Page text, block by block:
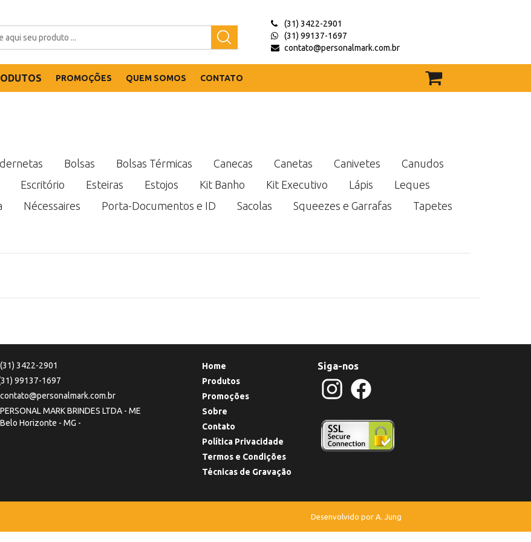
(31) 3422-2901
(31) 99137-1697
contato@personalmark.com.br
PROMOÇÕES QUEM SOMOS CONTATO
Bolsas Bolsas Térmicas Canecas Canetas Canivetes
Canudos
Escritório Esteiras Estojos Kit Banho Kit Executivo Lápis
Leques
Nécessaires Porta-Documentos e ID Sacolas Squeezes e Garrafas
Tapetes
(31) 3422-2901
99137-1697
contato@personalmark.com.br
PERSONAL MARK BRINDES LTDA - ME
Belo Horizonte - MG -
Home
Produtos
Promoções
Sobre
Contato
Política Privacidade
Termos e Condições
Técnicas de Gravação
Siga-nos
Desenvolvido porA. Jung